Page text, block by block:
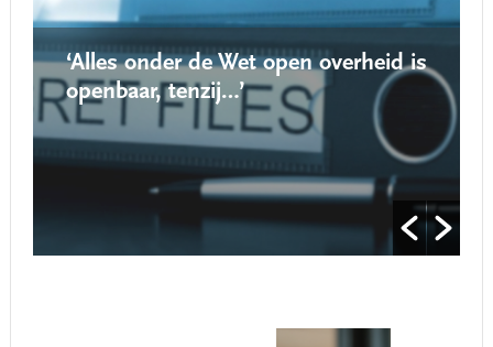
‘Alles onder de Wet open overheid is
openbaar, tenzij…’